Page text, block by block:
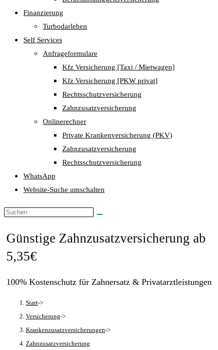
Finanzierung
Turbodarlehen
Self Services
Anfrageformulare
Kfz Versicherung [Taxi / Mietwagen]
Kfz Versicherung [PKW privat]
Rechtsschutzversicherung
Zahnzusatzversicherung
Onlinerechner
Private Krankenversicherung (PKV)
Zahnzusatzversicherung
Rechtsschutzversicherung
WhatsApp
Website-Suche umschalten
Günstige Zahnzusatzversicherung ab
5,35€
100% Kostenschutz für Zahnersatz & Privatarztleistungen
Start->
Versicherung->
Krankenzusatzversicherungen->
Zahnzusatzversicherung